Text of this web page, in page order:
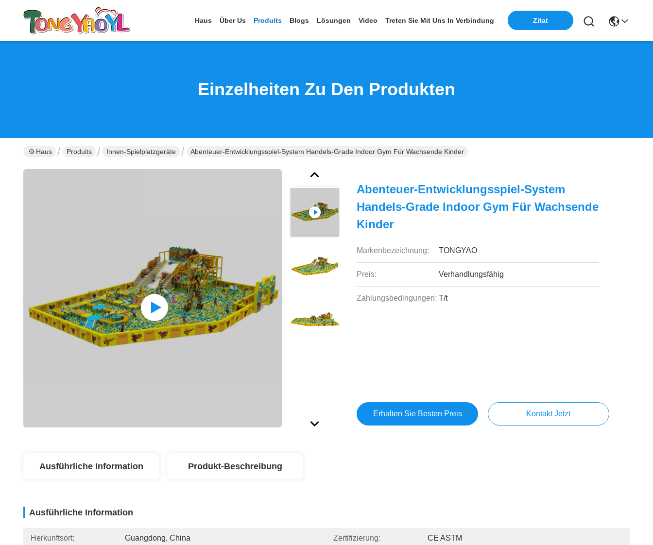
Haus Über Us Produits Blogs Lösungen Video Treten Sie Mit Uns In Verbindung Zitat
Einzelheiten Zu Den Produkten
Haus Produits Innen-Spielplatzgeräte Abenteuer-Entwicklungsspiel-System Handels-Grade Indoor Gym Für Wachsende Kinder
Abenteuer-Entwicklungsspiel-System
Handels-Grade Indoor Gym Für Wachsende
Kinder
Markenbezeichnung: TONGYAO
Preis: Verhandlungsfähig
Zahlungsbedingungen: T/t
Erhalten Sie Besten Preis Kontakt Jetzt
Ausführliche Information Produkt-Beschreibung
Ausführliche Information
Herkunftsort: Guangdong, China Zertifizierung: CE ASTM